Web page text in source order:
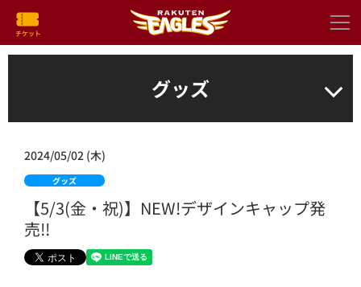
グッズ
2024/05/02 (木)
グッズ
【5/3(金・祝)】NEW!デザインキャップ発
売!!